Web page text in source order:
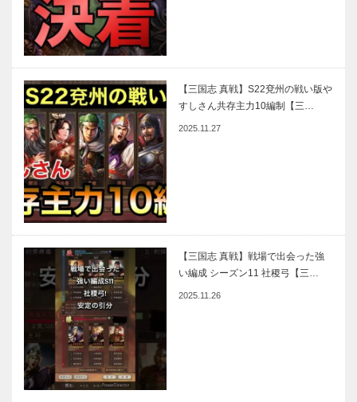
【三国志 真戦】S22兗州の戦い版や
すしさん共存主力10編制【三…
2025.11.27
【三国志 真戦】戦場で出会った強
い編成 シーズン11 社稷弓【三…
2025.11.26